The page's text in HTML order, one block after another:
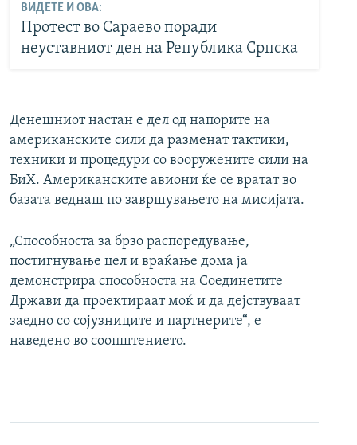
ВИДЕТЕ И ОВА:
Протест во Сараево поради
неуставниот ден на Република Српска
Денешниот настан е дел од напорите на
американските сили да разменат тактики,
техники и процедури со вооружените сили на
БиХ. Американските авиони ќе се вратат во
базата веднаш по завршувањето на мисијата.
„Способноста за брзо распоредување,
постигнување цел и враќање дома ја
демонстрира способноста на Соединетите
Држави да проектираат моќ и да дејствуваат
заедно со сојузниците и партнерите“, е
наведено во соопштението.